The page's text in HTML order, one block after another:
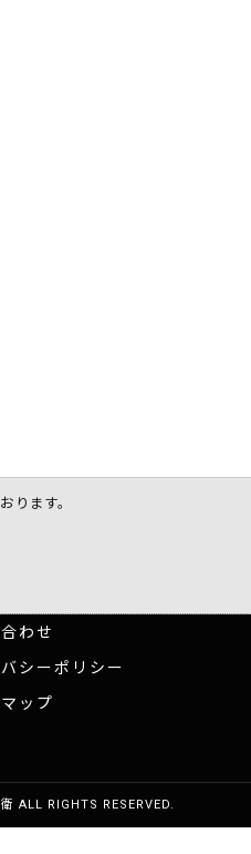
ります。
わせ
シーポリシー
ップ
ALL RIGHTS RESERVED.